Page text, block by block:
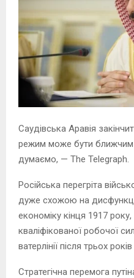
Саудівська Аравія
режим може бути
думаємо, — The Telegraph.
Російська перегріта
дуже схожою на
економіку кінця 1917
кваліфікованої робочої
ватерлінії після трьох
Стратегічна перемога